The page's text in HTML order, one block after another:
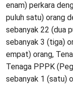
enam) perkara
puluh satu) orang
sebanyak 22 (dua
sebanyak 3 (tiga)
empat) orang,
Tenaga PPPK
sebanyak 1 (satu)